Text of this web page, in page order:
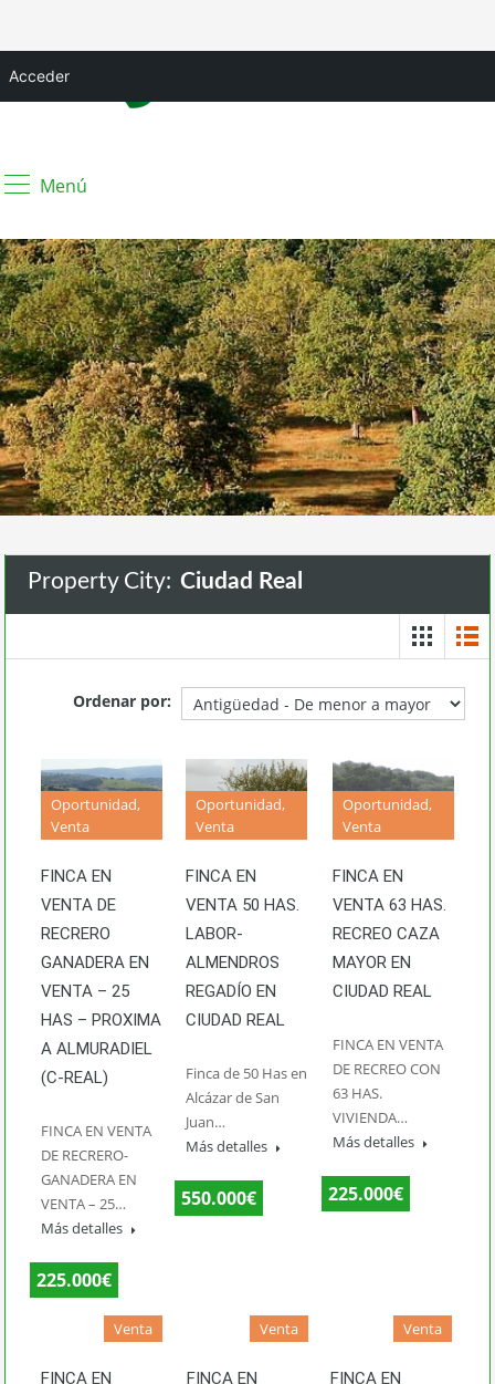
Acceder
Menú
Property City: Ciudad Real
Ordenar por:
Oportunidad,
Venta
FINCA EN
VENTA DE
RECRERO
GANADERA EN
VENTA – 25
HAS – PROXIMA
A ALMURADIEL
(C-REAL)
FINCA EN VENTA
DE RECRERO-
GANADERA EN
VENTA – 25…
Más detalles
225.000€
Oportunidad,
Venta
FINCA EN
VENTA 50 HAS.
LABOR-
ALMENDROS
REGADÍO EN
CIUDAD REAL
Finca de 50 Has en
Alcázar de San
Juan…
Más detalles
550.000€
Oportunidad,
Venta
FINCA EN
VENTA 63 HAS.
RECREO CAZA
MAYOR EN
CIUDAD REAL
FINCA EN VENTA
DE RECREO CON
63 HAS.
VIVIENDA…
Más detalles
225.000€
Venta
FINCA EN
Venta
FINCA EN
Venta
FINCA EN